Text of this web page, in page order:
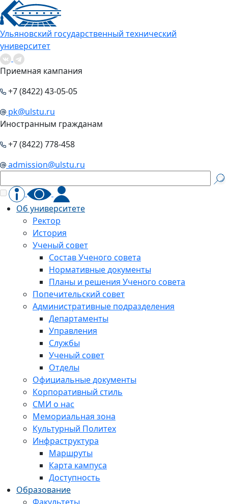
Ульяновский государственный технический
университет
Приемная кампания
+7 (8422) 43-05-05
pk@ulstu.ru
Иностранным гражданам
+7 (8422) 778-458
admission@ulstu.ru
Об университете
Ректор
История
Ученый совет
Состав Ученого совета
Нормативные документы
Планы и решения Ученого совета
Попечительский совет
Административные подразделения
Департаменты
Управления
Службы
Ученый совет
Отделы
Официальные документы
Корпоративный стиль
СМИ о нас
Мемориальная зона
Культурный Политех
Инфраструктура
Маршруты
Карта кампуса
Доступность
Образование